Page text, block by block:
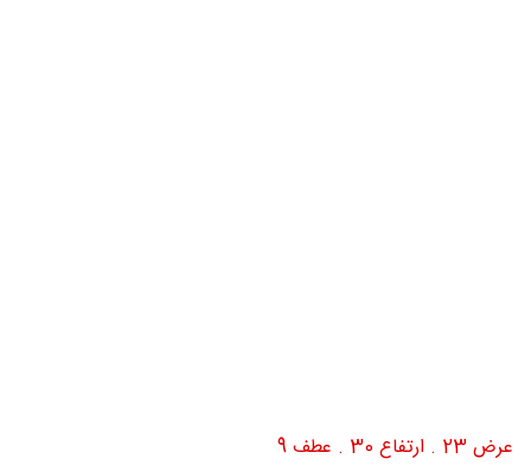
عرض 23 . ارتفاع 30 . عطف 9